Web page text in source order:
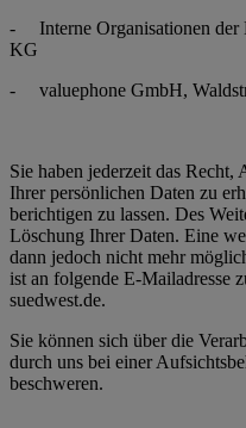
- Interne Organisationen der
KG
- valuephone GmbH,
Sie haben jederzeit das
Ihrer persönlichen Daten zu
berichtigen zu lassen. Des
Löschung Ihrer Daten. Eine
dann jedoch nicht mehr
ist an folgende E-Mailadresse
suedwest.de.
Sie können sich über die
durch uns bei einer
beschweren.